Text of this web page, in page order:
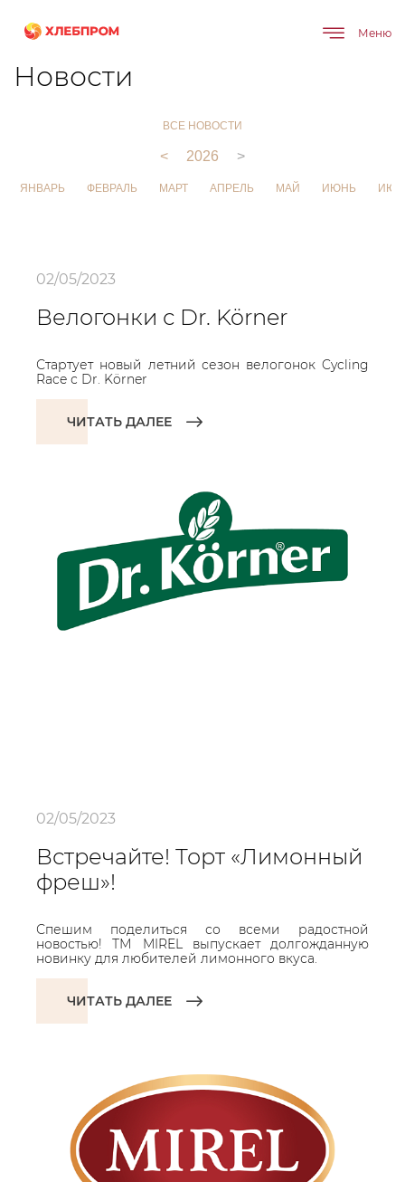
Меню
Главная О компании
Новости
ВСЕ НОВОСТИ
< 2026 >
ЯНВАРЬ ФЕВРАЛЬ МАРТ АПРЕЛЬ МАЙ ИЮНЬ
02/05/2023
Велогонки с Dr. Körner
Стартует новый летний сезон велогонок Cycling
Race с Dr. Körner
ЧИТАТЬ ДАЛЕЕ
02/05/2023
Встречайте! Торт «Лимонный
фреш»!
Спешим поделиться со всеми радостной
новостью! ТМ MIREL выпускает долгожданную
новинку для любителей лимонного вкуса.
ЧИТАТЬ ДАЛЕЕ